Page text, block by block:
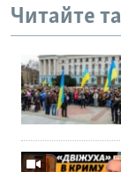
Читайте